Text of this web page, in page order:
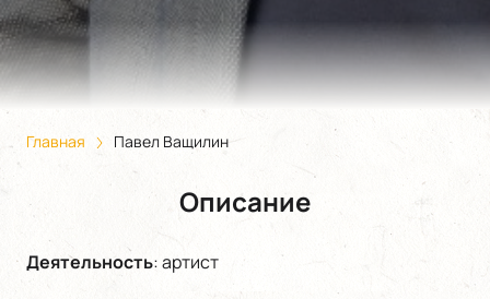
Главная Павел Ващилин
Описание
Деятельность:артист